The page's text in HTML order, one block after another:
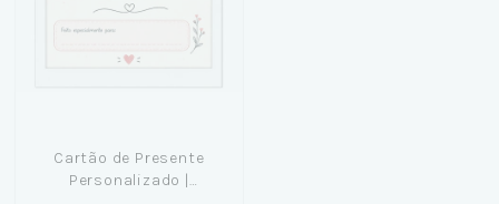
Cartão de Presente
Personalizado |